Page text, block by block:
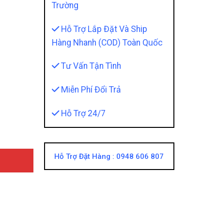
Kế Siêu Mỏng Mang Lại Tính Thẩm Mỹ Cao quantity
Trường
Hỗ Trợ Lắp Đặt Và Ship
Hàng Nhanh (COD) Toàn Quốc
Tư Vấn Tận Tình
Miễn Phí Đổi Trả
Hỗ Trợ 24/7
Hỗ Trợ Đặt Hàng : 0948 606 807